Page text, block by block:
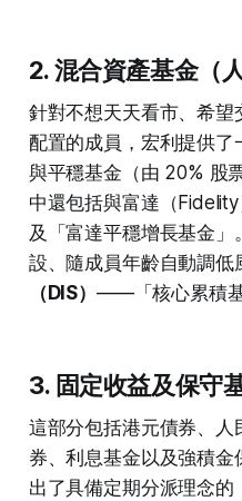
2. 混合資產基金（
針對不想天天看市、希
配置的成員，宏利提供
與平穩基金（由 20% 股
中還包括與富達（Fidelity
及「富達平穩增長基金
設、隨成員年齡自動調低
（DIS） ——「核心累積基
3. 固定收益及保守
這部分包括港元債券、
券、利息基金以及強積
出了具備定期分派理念